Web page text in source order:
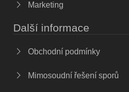
Marketing
Další informace
Obchodní podmínky
Mimosoudní řešení sporů